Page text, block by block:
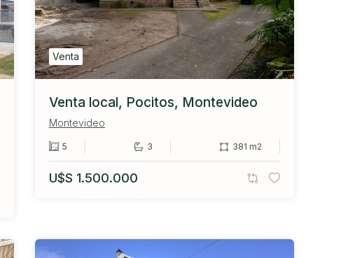
Venta
Venta local, Pocitos, Montevideo
Montevideo
5 3 381 m2
U$S 1.500.000